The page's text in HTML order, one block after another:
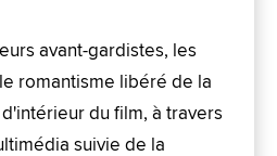
avant-gardistes, les
romantisme libéré de la
du film, à travers
suivie de la